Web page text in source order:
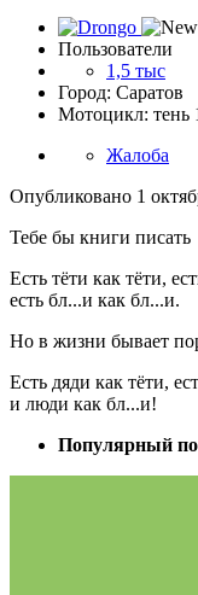
Пользователи
1,5 тыс
Город: Саратов
Мотоцикл: тень
Жалоба
Опубликовано 1
Тебе бы книги писать
Есть тёти как тёти,
есть бл...и как бл...и.
Но в жизни бывает
Есть дяди как тёти,
и люди как бл...и!
Популярный